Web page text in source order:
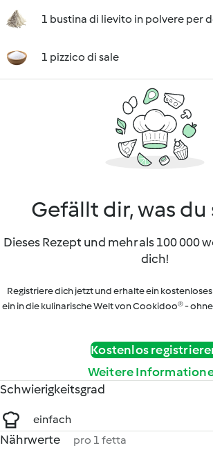
1 bustina di lievito in polvere per
1 pizzico di sale
Gefällt dir, was du
Dieses Rezept und mehr als 100 000
dich!
Registriere dich jetzt und erhalte ein
ein in die kulinarische Welt von Cookidoo® -
Kostenlos
Weitere
Schwierigkeitsgrad
einfach
Nährwerte pro 1 fetta